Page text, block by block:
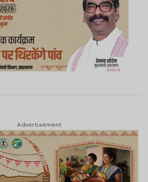
Advertisement